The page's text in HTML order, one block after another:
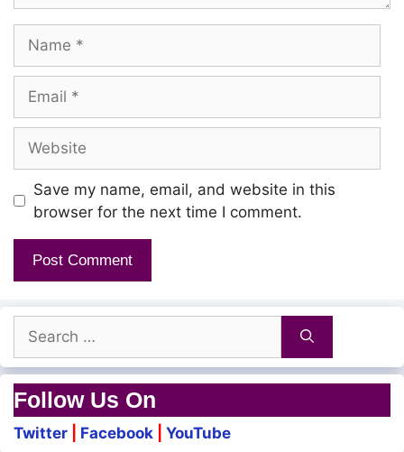
Save my name, email, and website in this
browser for the next time I comment.
for:
Follow Us On
Twitter Facebook YouTube